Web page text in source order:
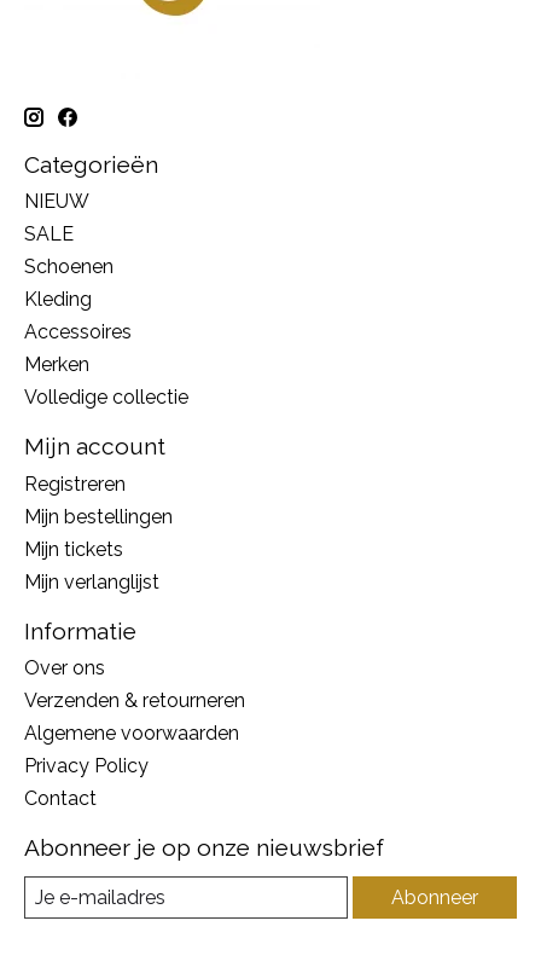
Categorieën
NIEUW
SALE
Schoenen
Kleding
Accessoires
Merken
Volledige collectie
Mijn account
Registreren
Mijn bestellingen
Mijn tickets
Mijn verlanglijst
Informatie
Over ons
Verzenden & retourneren
Algemene voorwaarden
Privacy Policy
Contact
Abonneer je op onze nieuwsbrief
Abonneer